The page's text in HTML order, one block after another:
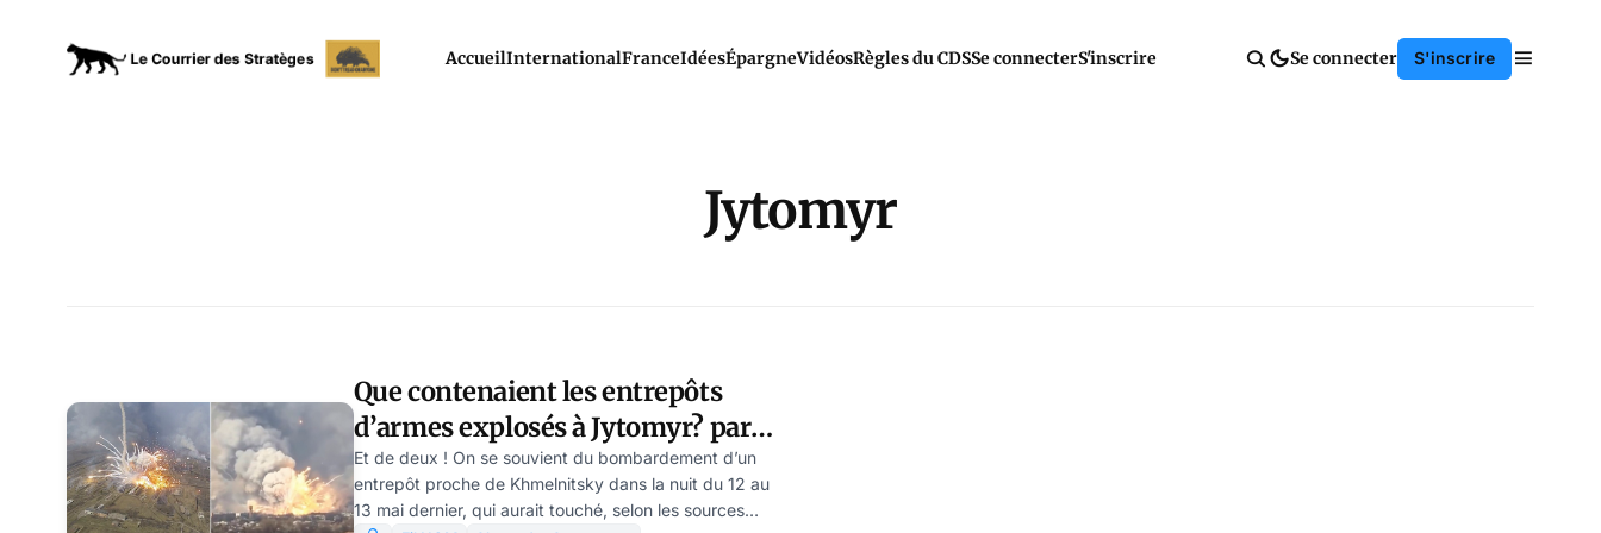
AccueilInternationalFranceIdéesÉpargneVidéosRègles du CDSSe connecterS'inscrire Se connecter S'inscrire
Jytomyr
Que contenaient les entrepôts
d’armes explosés à Jytomyr? par
Riafan
Et de deux ! On se souvient du bombardement d’un
entrepôt proche de Khmelnitsky dans la nuit du 12 au
13 mai dernier, qui aurait touché, selon les sources